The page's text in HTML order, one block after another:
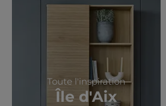
Toute l'inspiration
Île d'Aix